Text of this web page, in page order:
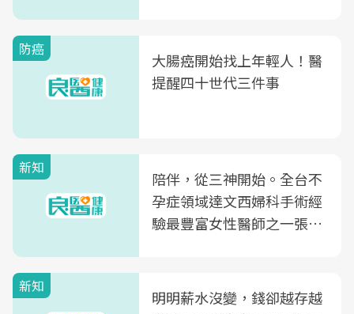
防癌
大腸癌開始找上年輕人！醫
提醒四十世代三件事
新知
陪伴，從三神開始。全台不
孕症領域達文西婦科手術經
驗最豐富女性醫師之一張永
光田醫院建構360度女性健
新知
明明薪水沒變，錢卻越存越